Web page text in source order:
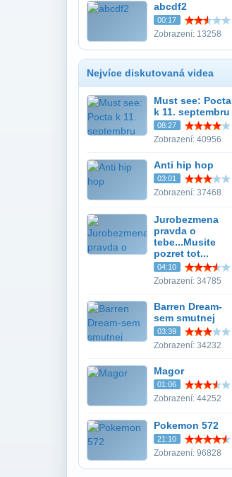
abcdf2
00:17
Zobrazení: 13258
Nejvíce diskutovaná videa
Must see: Pocta
k 11. septembru
08:27
Zobrazení: 40956
Anti hip hop
03:01
Zobrazení: 37468
Jurobezmena
pravda o
tebe...Musite
pozret tot...
04:10
Zobrazení: 34785
Barren Dream-
sem smutnej
03:39
Zobrazení: 34232
Magor
01:06
Zobrazení: 44252
Pokemon 572
21:10
Zobrazení: 96828